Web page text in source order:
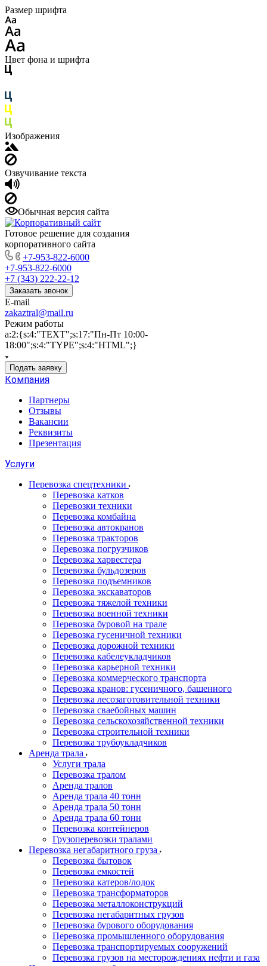
Размер шрифта
Цвет фона и шрифта
Изображения
Озвучивание текста
Обычная версия сайта
Готовое решение для создания
корпоративного сайта
+7-953-822-6000
+7-953-822-6000
+7 (343) 222-22-12
Заказать звонок
E-mail
zakaztral@mail.ru
Режим работы
a:2:{s:4:"TEXT";s:17:"Пн-Пт 10:00-
18:00";s:4:"TYPE";s:4:"HTML";}
Подать заявку
Компания
Партнеры
Отзывы
Вакансии
Реквизиты
Презентация
Услуги
Перевозка спецтехники
Перевозка катков
Перевозки техники
Перевозка комбайна
Перевозка автокранов
Перевозка тракторов
Перевозка погрузчиков
Перевозка харвестера
Перевозка бульдозеров
Перевозка подъемников
Перевозка экскаваторов
Перевозка тяжелой техники
Перевозка военной техники
Перевозка буровой на трале
Перевозка гусеничной техники
Перевозка дорожной техники
Перевозка кабелеукладчиков
Перевозка карьерной техники
Перевозка коммерческого транспорта
Перевозка кранов: гусеничного, башенного
Перевозка лесозаготовительной техники
Перевозка сваебойных машин
Перевозка сельскохозяйственной техники
Перевозка строительной техники
Перевозка трубоукладчиков
Аренда трала
Услуги трала
Перевозка тралом
Аренда тралов
Аренда трала 40 тонн
Аренда трала 50 тонн
Аренда трала 60 тонн
Перевозка контейнеров
Грузоперевозки тралами
Перевозка негабаритного груза
Перевозка бытовок
Перевозка емкостей
Перевозка катеров/лодок
Перевозка трансформаторов
Перевозка металлоконструкций
Перевозка негабаритных грузов
Перевозка бурового оборудования
Перевозка промышленного оборудования
Перевозка транспортируемых сооружений
Перевозка грузов на месторождениях нефти и газа